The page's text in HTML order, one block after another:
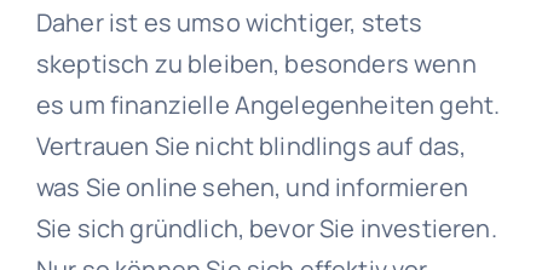
Daher ist es umso wichtiger, stets
skeptisch zu bleiben, besonders wenn
es um finanzielle Angelegenheiten geht.
Vertrauen Sie nicht blindlings auf das,
was Sie online sehen, und informieren
Sie sich gründlich, bevor Sie investieren.